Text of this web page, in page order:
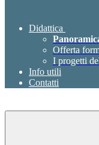
Didattica
Offerta
I progetti
Info utili
Contatti